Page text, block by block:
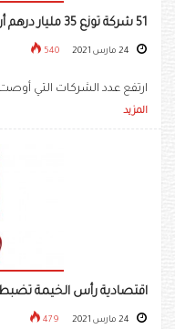
51 شركة توزع 35 مليار درهم أرباحا نقدية على المساهمين
540
ارتفع عدد الشركات التي أوصت
المزيد
اقتصادية رأس الخيمة تضبط 1014 قطعة مقلدة لعلامات
479